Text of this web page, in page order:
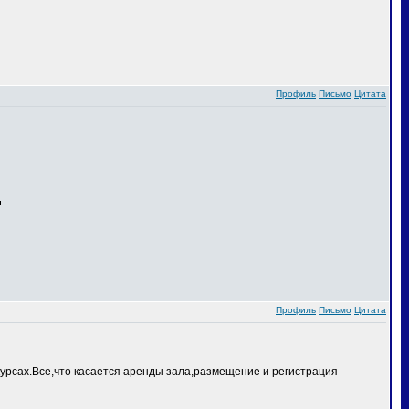
Профиль Письмо Цитата
Профиль Письмо Цитата
касается аренды зала,размещение и регистрация